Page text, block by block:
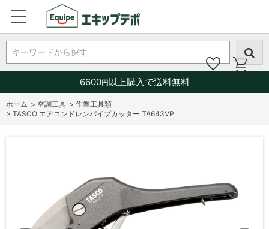
キーワードから探す
6600円以上購入で送料無料
ホーム > 空調工具 > 作業工具類
> TASCO エアコンドレンパイプカッター TA643VP